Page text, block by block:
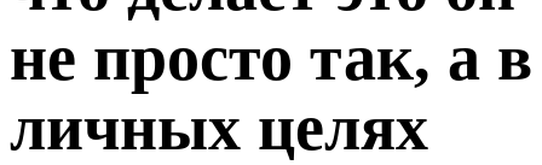
не просто так, а в
личных целях